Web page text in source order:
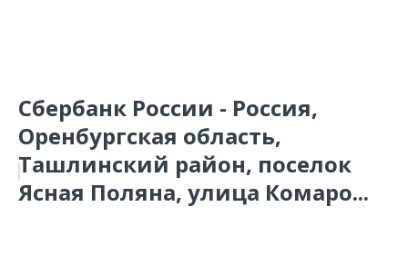
Сбербанк России - Россия,
Оренбургская область,
Ташлинский район, поселок
Ясная Поляна, улица Комаро...